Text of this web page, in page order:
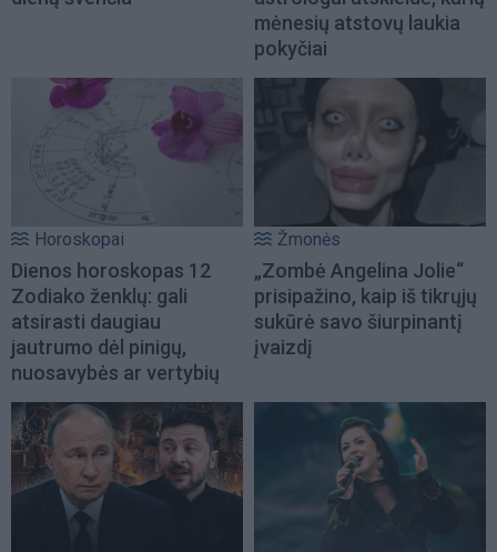
mėnesių atstovų laukia
pokyčiai
Horoskopai
Dienos horoskopas 12
Zodiako ženklų: gali
atsirasti daugiau
jautrumo dėl pinigų,
nuosavybės ar vertybių
Žmonės
„Zombė Angelina Jolie“
prisipažino, kaip iš tikrųjų
sukūrė savo šiurpinantį
įvaizdį